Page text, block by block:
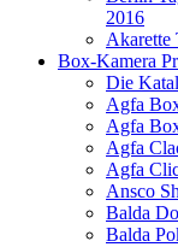
2016
Akarette
Box-Kamera
Die
Agfa
Agfa
Agfa
Agfa
Ansco
Balda
Balda